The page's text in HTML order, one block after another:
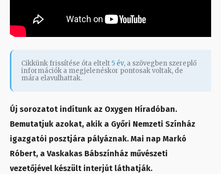
Cikkünk frissítése óta eltelt5 év, a szövegben szereplő
információk a megjelenéskor pontosak voltak, de
mára elavulhattak.
Új sorozatot indítunk az Oxygen Híradóban.
Bemutatjuk azokat, akik a Győri Nemzeti Színház
igazgatói posztjára pályáznak. Mai nap Markó
Róbert, a Vaskakas Bábszínház művészeti
vezetőjével készült interjút láthatják.